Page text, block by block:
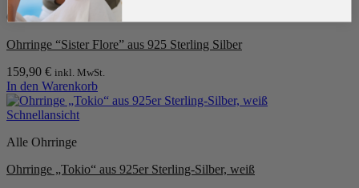
Ohrstecker
Ohrringe “Sister Flore” aus 925 Sterling Silber
159,90 € inkl. MwSt.
In den Warenkorb
Schnellansicht
Alle Ohrringe
Ohrringe „Tokio“ aus 925er Sterling-Silber, weiß